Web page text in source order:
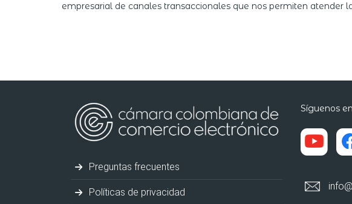
empresarial de canales transaccionales que nos permiten atender
Preguntas frecuentes
Políticas de privacidad
Síguenos